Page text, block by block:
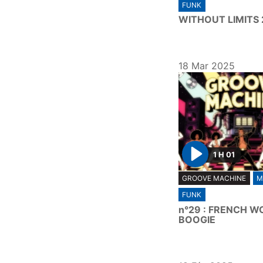
a
y
FUNK
WITHOUT LIMITS
18 Mar 2025
P
l
a
y
1 H 01
GROOVE MACHINE
FUNK
n°29 : FRENCH
BOOGIE